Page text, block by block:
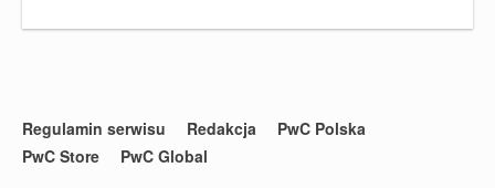
Regulamin serwisu Redakcja
PwC Polska
PwC Store
PwC Global